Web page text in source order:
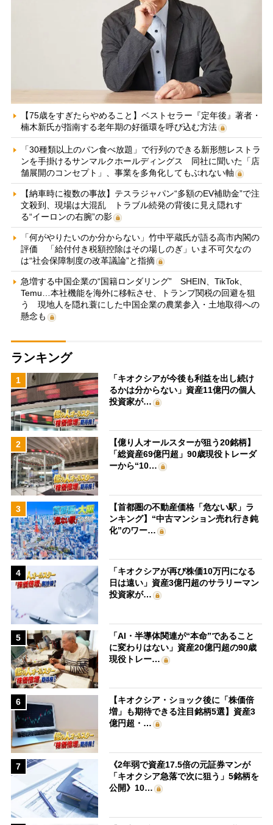
【75歳をすぎたらやめること】ベストセラー『定年後』著者・
楠木新氏が指南する老年期の好循環を呼び込む方法
「30種類以上のパン食べ放題」で行列のできる新形態レストラ
ンを手掛けるサンマルクホールディングス 同社に聞いた「店
舗展開のコンセプト」、事業を多角化してもぶれない軸
【納車時に複数の事故】テスラジャパン“多額のEV補助金”で注
文殺到、現場は大混乱 トラブル続発の背後に見え隠れす
る“イーロンの右腕”の影
「何がやりたいのか分からない」竹中平蔵氏が語る高市内閣の
評価 「給付付き税額控除はその場しのぎ」いま不可欠なの
は“社会保障制度の改革議論”と指摘
急増する中国企業の“国籍ロンダリング” SHEIN、TikTok、
Temu…本社機能を海外に移転させ、トランプ関税の回避を狙
う 現地人を隠れ蓑にした中国企業の農業参入・土地取得への
懸念も
ランキング
1
「キオクシアが今後も利益を出し続け
るかは分からない」資産11億円の個人
投資家が…
2
【億り人オールスターが狙う20銘柄】
「総資産69億円超」90歳現役トレーダ
ーから“10…
3
【首都圏の不動産価格「危ない駅」ラ
ンキング】“中古マンション売れ行き鈍
化”のワー…
4
「キオクシアが再び株価10万円になる
日は遠い」資産3億円超のサラリーマン
投資家が…
5
「AI・半導体関連が“本命”であること
に変わりはない」資産20億円超の90歳
現役トレー…
6
【キオクシア・ショック後に「株価倍
増」も期待できる注目銘柄5選】資産3
億円超・…
7
《2年弱で資産17.5倍の元証券マンが
「キオクシア急落で次に狙う」5銘柄を
公開》10…